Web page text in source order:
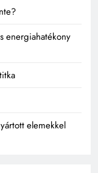
energiahatékony
elemekkel